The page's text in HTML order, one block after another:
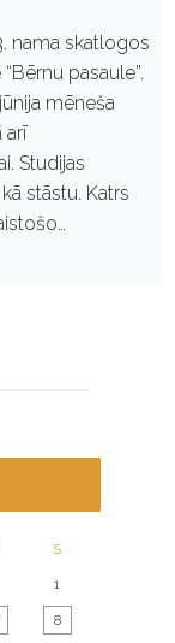
nama skatlogos
pasaule”.
mēneša
arī
Studijas
stāstu. Katrs
S
1
8